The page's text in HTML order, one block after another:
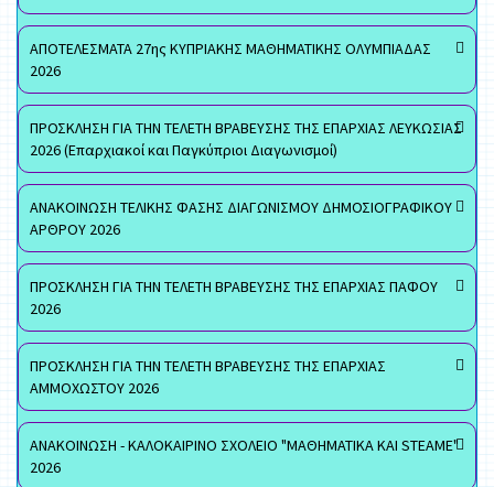
ΑΠΟΤΕΛΕΣΜΑΤΑ 27ης ΚΥΠΡΙΑΚΗΣ ΜΑΘΗΜΑΤΙΚΗΣ ΟΛΥΜΠΙΑΔΑΣ
2026
ΠΡΟΣΚΛΗΣΗ ΓΙΑ ΤΗΝ ΤΕΛΕΤΗ ΒΡΑΒΕΥΣΗΣ ΤΗΣ ΕΠΑΡΧΙΑΣ ΛΕΥΚΩΣΙΑΣ
2026 (Επαρχιακοί και Παγκύπριοι Διαγωνισμοί)
ΑΝΑΚΟΙΝΩΣΗ ΤΕΛΙΚΗΣ ΦΑΣΗΣ ΔΙΑΓΩΝΙΣΜΟΥ ΔΗΜΟΣΙΟΓΡΑΦΙΚΟΥ
ΑΡΘΡΟΥ 2026
ΠΡΟΣΚΛΗΣΗ ΓΙΑ ΤΗΝ ΤΕΛΕΤΗ ΒΡΑΒΕΥΣΗΣ ΤΗΣ ΕΠΑΡΧΙΑΣ ΠΑΦΟΥ
2026
ΠΡΟΣΚΛΗΣΗ ΓΙΑ ΤΗΝ ΤΕΛΕΤΗ ΒΡΑΒΕΥΣΗΣ ΤΗΣ ΕΠΑΡΧΙΑΣ
ΑΜΜΟΧΩΣΤΟΥ 2026
ΑΝΑΚΟΙΝΩΣΗ - ΚΑΛΟΚΑΙΡΙΝΟ ΣΧΟΛΕΙΟ "ΜΑΘΗΜΑΤΙΚΑ ΚΑΙ STEAME"
2026